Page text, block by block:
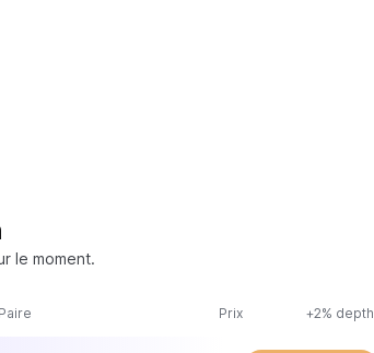
le moment.
Paire Prix +2% depth